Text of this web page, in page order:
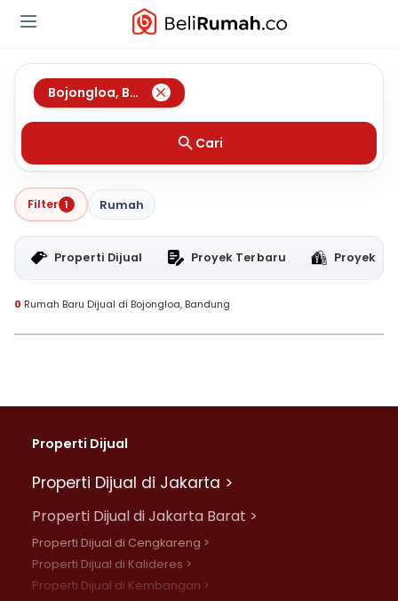
Bojongloa, Bandung
Cari
Filter 1 Rumah
Properti Dijual Proyek Terbaru Proyek
0 Rumah Baru Dijual di Bojongloa, Bandung
Properti Dijual
Properti Dijual di Jakarta >
Properti Dijual di Jakarta Barat >
Properti Dijual di Cengkareng >
Properti Dijual di Kalideres >
Properti Dijual di Kembangan >